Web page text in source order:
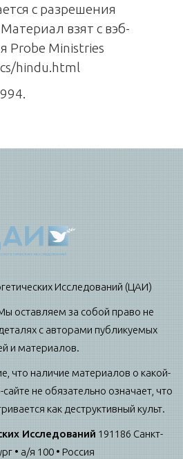
с разрешения
взят с вэб-
Probe Ministries
hindu.html
Исследований (ЦАИ)
оставляем за собой право не
с авторами публикуемых
и материалов.
что наличие материалов о какой-
не обязательно означает, что
как деструктивный культ.
Исследований 191186 Санкт-
• а/я 100 • Россия